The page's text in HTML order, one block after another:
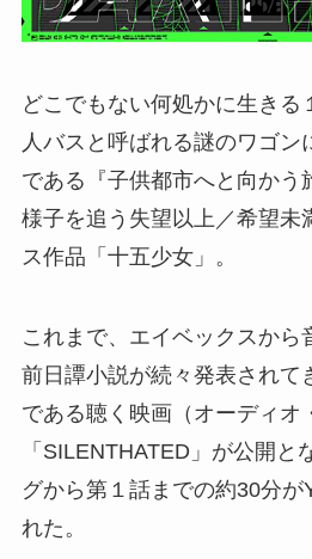
どこでもない何処かに生きる
人バスと呼ばれる謎のワゴン
である『子供都市へと向か
様子を追う失望以上／希望未
ス作品「十五少女」。
これまで、エイベックスから
前日譚小説が続々発表されて
である聴く映画（オーディオ
「SILENTHATED」が公開と
グから第１話までの約30分が
れた。